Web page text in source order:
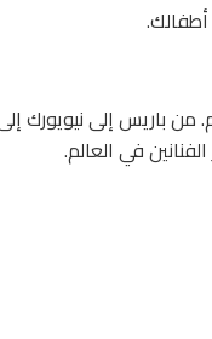
أطفالك.
باريس إلى نيويورك
في العالم.